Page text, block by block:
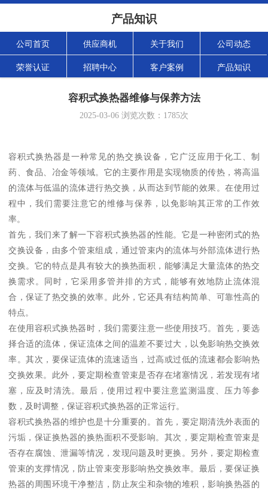
产品知识
公司首页 供应商机 关于我们 公司动态
荣誉认证 招聘中心 客户案例 产品知识
容积式换热器维修与保养方法
2025-03-06 浏览次数： 1785次
容积式换热器是一种常见的热交换设备，它广泛应用于化工、制
药、食品、冶金等领域。它的主要作用是实现物质的传热，将高温
的流体与低温的流体进行热交换，从而达到节能的效果。在使用过
程中，我们需要注意它的维修与保养，以免影响其正常的工作效
率。
首先，我们来了解一下容积式换热器的性能。它是一种密闭式的热
交换设备，由多个管束组成，通过管束内的流体与外部流体进行热
交换。它的特点是具有较大的换热面积，能够满足大量流体的热交
换需求。同时，它采用多管并排的方式，能够有效地防止流体混
合，保证了热交换的效率。此外，它还具有结构简单、可靠性高的
特点。
在使用容积式换热器时，我们需要注意一些使用技巧。首先，要选
择合适的流体，保证流体之间的温差不要过大，以免影响热交换效
率。其次，要保证流体的流速适当，过高或过低的流速都会影响热
交换效果。此外，要定期检查管束是否存在堵塞情况，若发现有堵
塞，应及时清洗。最后，使用过程中要注意监测温度、压力等参
数，及时调整，保证容积式换热器的正常运行。
容积式换热器的维护也是十分重要的。首先，要定期清洗外表面的
污垢，保证换热器的换热面积不受影响。其次，要定期检查管束是
否存在腐蚀、泄漏等情况，发现问题及时更换。另外，要定期检查
管束的支撑情况，防止管束变形影响热交换效率。最后，要保证换
热器的周围环境干净整洁，防止灰尘和杂物的堆积，影响换热器的